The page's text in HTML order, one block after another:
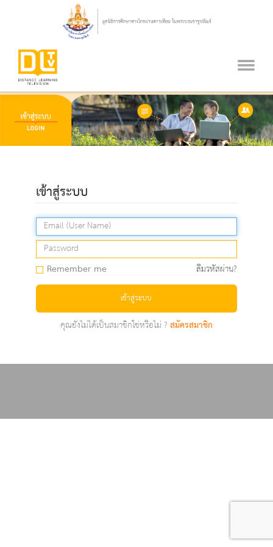
เข้าสู่ระบบ
Remember me ลืมรหัสผ่าน?
เข้าสู่ระบบ
คุณยังไม่ได้เป็นสมาชิกใช่หรือไม่ ?สมัครสมาชิก